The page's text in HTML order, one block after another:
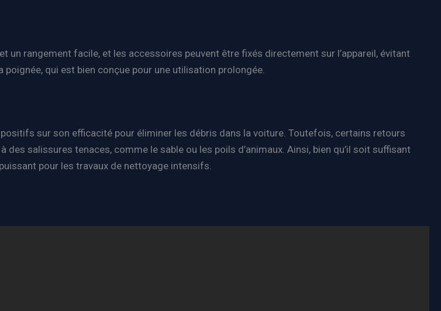
un rangement facile, et les accessoires peuvent être fixés directement sur l’appareil, évitant
qui est bien conçue pour une utilisation prolongée.
sur son efficacité pour éliminer les débris dans la voiture. Toutefois, certains retours
salissures tenaces, comme le sable ou les poils d’animaux. Ainsi, bien qu’il soit suffisant
pour les travaux de nettoyage intensifs.